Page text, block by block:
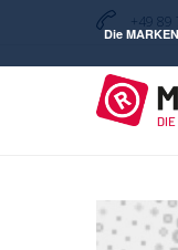
+49 89
Die